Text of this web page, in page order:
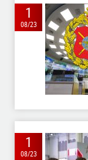
1
08/23
1
08/23